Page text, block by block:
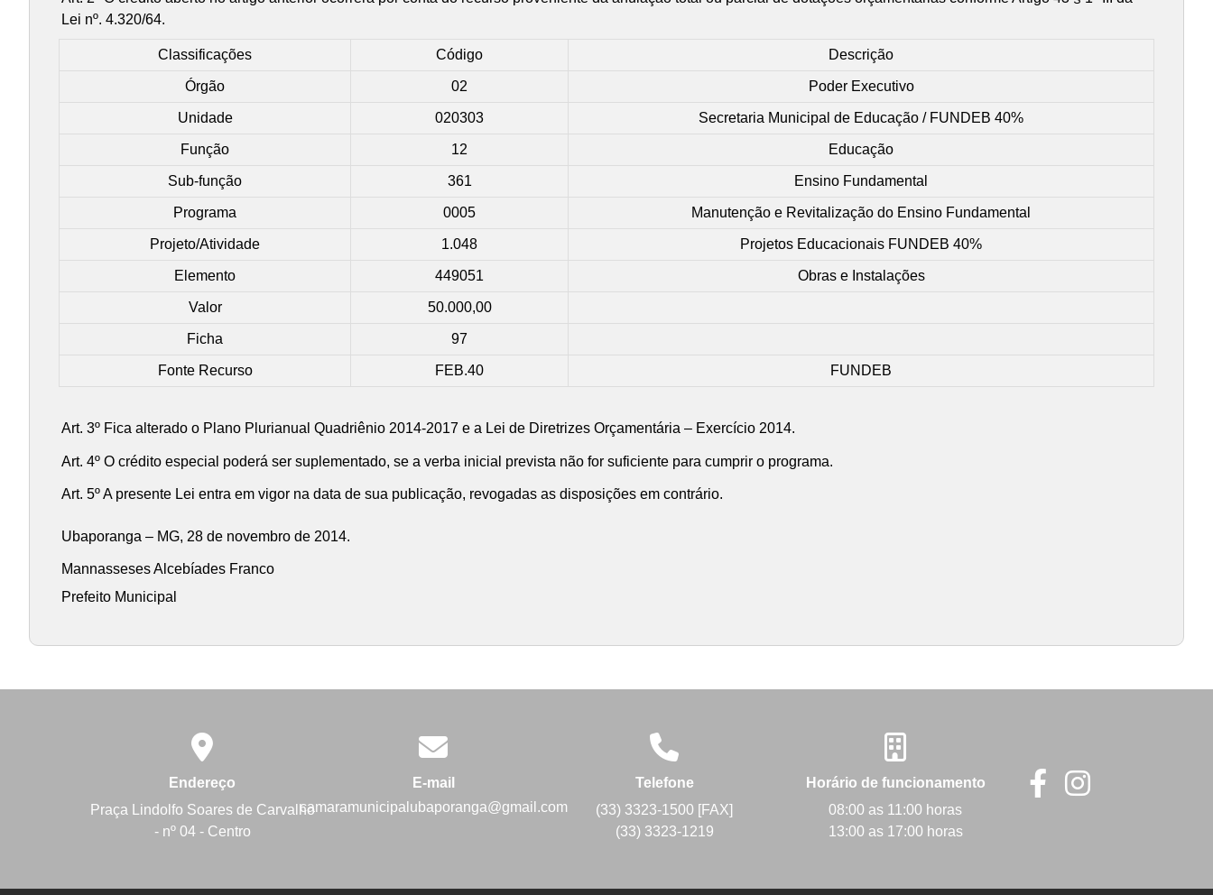
Lei nº. 4.320/64.
Classificações Código Descrição
Órgão 02 Poder Executivo
Unidade 020303 Secretaria Municipal de Educação / FUNDEB 40%
Função 12 Educação
Sub-função 361 Ensino Fundamental
Programa 0005 Manutenção e Revitalização do Ensino Fundamental
Projeto/Atividade 1.048 Projetos Educacionais FUNDEB 40%
Elemento 449051 Obras e Instalações
Valor 50.000,00
Ficha 97
Fonte Recurso FEB.40 FUNDEB
Art. 3º Fica alterado o Plano Plurianual Quadriênio 2014-2017 e a Lei de Diretrizes Orçamentária – Exercício 2014.
Art. 4º O crédito especial poderá ser suplementado, se a verba inicial prevista não for suficiente para cumprir o programa.
Art. 5º A presente Lei entra em vigor na data de sua publicação, revogadas as disposições em contrário.
Ubaporanga – MG, 28 de novembro de 2014.
Mannasseses Alcebíades Franco
Prefeito Municipal
Endereço
Praça Lindolfo Soares de Carvalho
- nº 04 - Centro
E-mail
camaramunicipalubaporanga@gmail.com
Telefone
(33) 3323-1500 [FAX]
(33) 3323-1219
Horário de funcionamento
08:00 as 11:00 horas
13:00 as 17:00 horas